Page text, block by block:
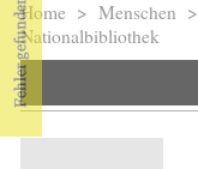
Sie sind
Home > Menschen >
Nationalbibliothek